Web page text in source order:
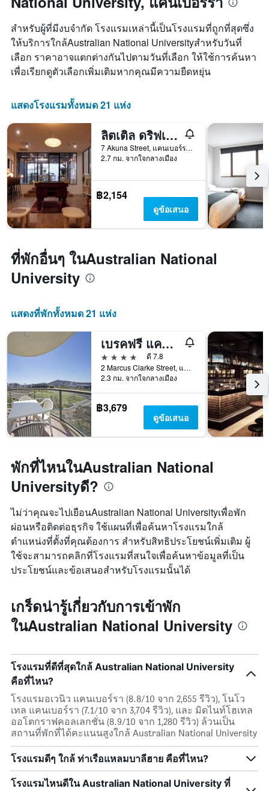
สำหรับผู้ที่มีงบจำกัด โรงแรมเหล่านี้เป็นโรงแรมที่ถูกที่สุดซึ่ง
ให้บริการใกล้Australian National Universityสำหรับวันที่
เลือก ราคาอาจแตกต่างกันไปตามวันที่เลือก ให้ใช้การค้นหา
เพื่อเรียกดูตัวเลือกเพิ่มเติมหากคุณมีความยืดหยุ่น
แสดงโรงแรมทั้งหมด 21 แห่ง
ลิตเติล ดริฟเตอร์ แคนเบอร์รา
7 Akuna Street, แคนเบอร์รา, ACT, ออสเตรเลีย
2.7 กม. จากใจกลางเมือง
฿2,154
ดูข้อเสนอ
ที่พักอื่นๆ ในAustralian National
University
แสดงที่พักทั้งหมด 21 แห่ง
เบรคฟรี แคปิตอล ทาวเวอร์
4 ดาว
ดี 7.8
2 Marcus Clarke Street, แคนเบอร์รา, ACT, ออสเตรเลีย
2.3 กม. จากใจกลางเมือง
฿3,679
ดูข้อเสนอ
พักที่ไหนในAustralian National
Universityดี?
ไม่ว่าคุณจะไปเยือนAustralian National Universityเพื่อพัก
ผ่อนหรือติดต่อธุรกิจ ใช้แผนที่เพื่อค้นหาโรงแรมใกล้
ตำแหน่งที่ตั้งที่คุณต้องการ สำหรับสิทธิประโยชน์เพิ่มเติม ผู้
ใช้จะสามารถคลิกที่โรงแรมที่สนใจเพื่อค้นหาข้อมูลที่เป็น
ประโยชน์และข้อเสนอสำหรับโรงแรมนั้นได้
เกร็ดน่ารู้เกี่ยวกับการเข้าพัก
ในAustralian National University
โรงแรมที่ดีที่สุดใกล้ Australian National University
คือที่ไหน?
โรงแรมอเวนิว แคนเบอร์รา (8.8/10 จาก 2,655 รีวิว), โนโว
เทล แคนเบอร์รา (7.1/10 จาก 3,704 รีวิว), และ มิดไนท์โฮเทล
ออโตกราฟคอลเลกชั่น (8.9/10 จาก 1,280 รีวิว) ล้วนเป็น
สถานที่พักที่ได้คะแนนสูงใกล้ Australian National University
โรงแรมดีๆ ใกล้ ท่าเรือแหลมบาลีฮาย คือที่ไหน?
โรงแรมไหนดีใน Australian National University ที่